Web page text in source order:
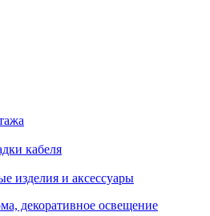
кабеля
изделия и аксессуары
декоративное освещение